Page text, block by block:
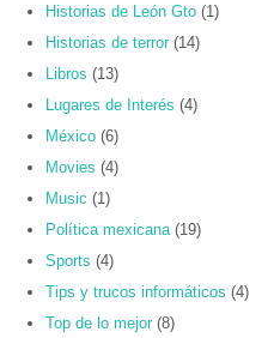
Historias de León Gto (1)
Historias de terror (14)
Libros (13)
Lugares de Interés (4)
México (6)
Movies (4)
Music (1)
Política mexicana (19)
Sports (4)
Tips y trucos informáticos (4)
Top de lo mejor (8)